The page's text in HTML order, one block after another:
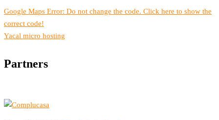
Google Maps Error: Do not change the code. Click here to show the
correct code!
Yacal micro hosting
Partners